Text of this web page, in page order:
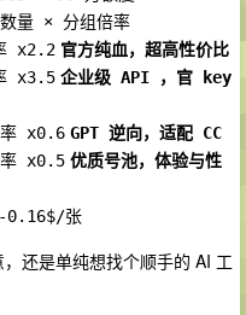
量 × 分组倍率
x2.2 官方纯血，超高性价比
x3.5 企业级 API ，官 key
率 x0.6 GPT 逆向，适配 CC
率 x0.5 优质号池，体验与性
0.16$/张
还是单纯想找个顺手的 AI 工